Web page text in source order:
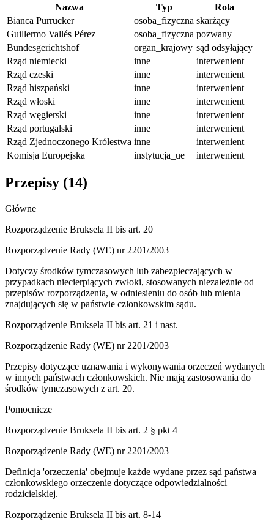
Nazwa Typ
Rola
Bianca Purrucker
osoba_fizyczna skarżący
Guillermo Vallés Pérez
osoba_fizyczna pozwany
Bundesgerichtshof
organ_krajowy sąd odsyłający
Rząd niemiecki
inne
interwenient
Rząd czeski
inne
interwenient
Rząd hiszpański
inne
interwenient
Rząd włoski
inne
interwenient
Rząd węgierski
inne
interwenient
Rząd portugalski
inne
interwenient
Rząd Zjednoczonego Królestwa inne
interwenient
Komisja Europejska
instytucja_ue interwenient
Przepisy (14)
Główne
Rozporządzenie Bruksela II bis art. 20
Rozporządzenie Rady (WE) nr 2201/2003
Dotyczy środków tymczasowych lub zabezpieczających w
przypadkach niecierpiących zwłoki, stosowanych niezależnie od
przepisów rozporządzenia, w odniesieniu do osób lub mienia
znajdujących się w państwie członkowskim sądu.
Rozporządzenie Bruksela II bis art. 21 i nast.
Rozporządzenie Rady (WE) nr 2201/2003
Przepisy dotyczące uznawania i wykonywania orzeczeń wydanych
w innych państwach członkowskich. Nie mają zastosowania do
środków tymczasowych z art. 20.
Pomocnicze
Rozporządzenie Bruksela II bis art. 2 § pkt 4
Rozporządzenie Rady (WE) nr 2201/2003
Definicja 'orzeczenia' obejmuje każde wydane przez sąd państwa
członkowskiego orzeczenie dotyczące odpowiedzialności
rodzicielskiej.
Rozporządzenie Bruksela II bis art. 8-14